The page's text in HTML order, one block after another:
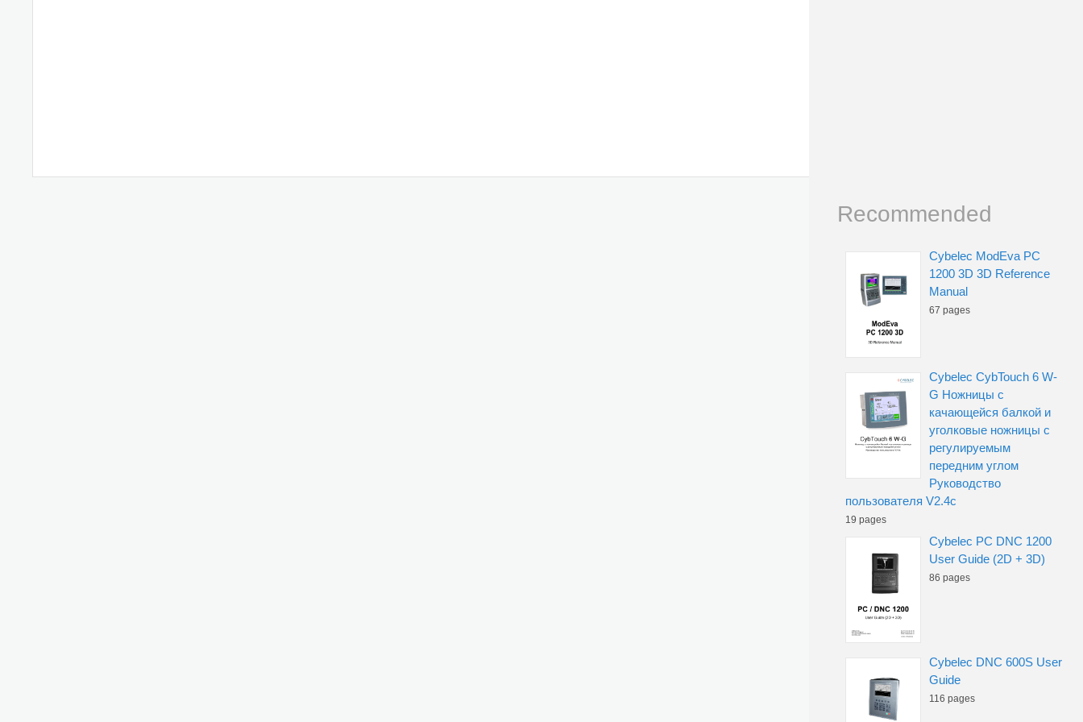
Recommended
Cybelec ModEva PC
1200 3D 3D Reference
Manual
67 pages
Cybelec CybTouch 6 W-
G Ножницы с
качающейся балкой и
уголковые ножницы с
регулируемым
передним углом
Руководство
пользователя V2.4c
19 pages
Cybelec PC DNC 1200
User Guide (2D + 3D)
86 pages
Cybelec DNC 600S User
Guide
116 pages